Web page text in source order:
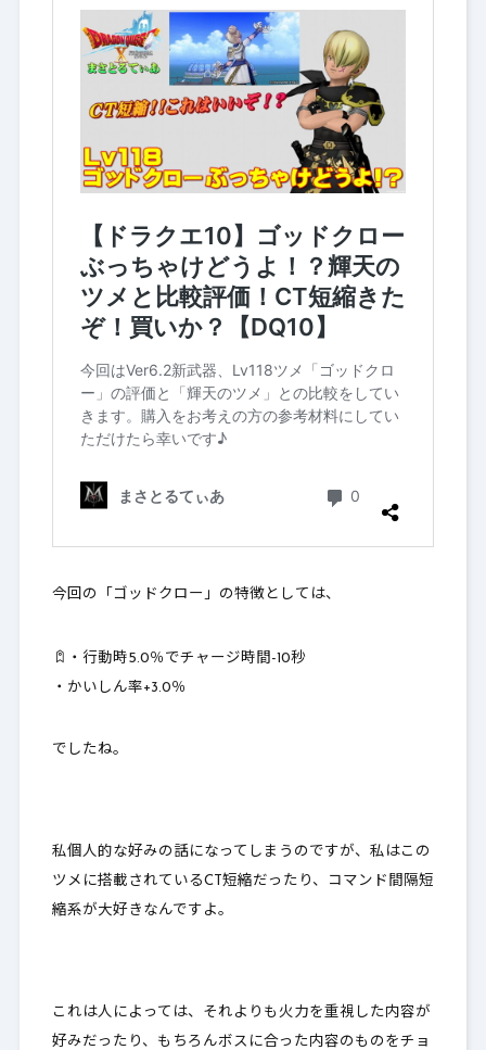
今回の「ゴッドクロー」の特徴としては、
・行動時5.0％でチャージ時間-10秒
・かいしん率+3.0％
でしたね。
私個人的な好みの話になってしまうのですが、私はこの
ツメに搭載されているCT短縮だったり、コマンド間隔短
縮系が大好きなんですよ。
これは人によっては、それよりも火力を重視した内容が
好みだったり、もちろんボスに合った内容のものをチョ